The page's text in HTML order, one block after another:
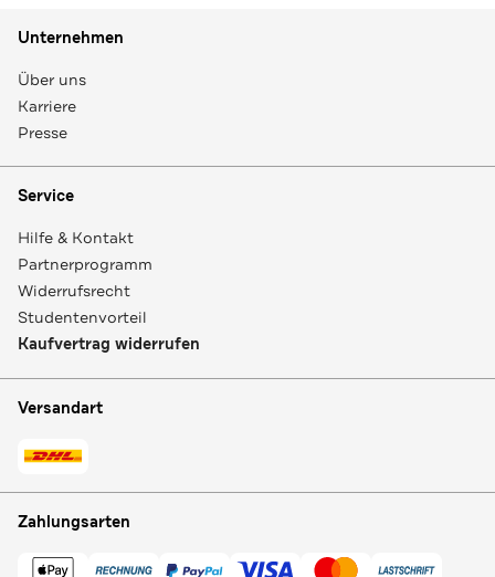
Unternehmen
Über uns
Karriere
Presse
Service
Hilfe & Kontakt
Partnerprogramm
Widerrufsrecht
Studentenvorteil
Kaufvertrag widerrufen
Versandart
Zahlungsarten